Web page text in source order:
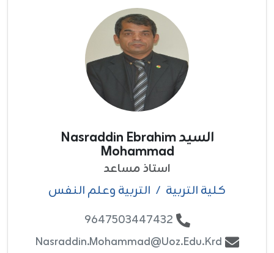
السيد Nasraddin Ebrahim
Mohammad
استاذ مساعد
كلية التربية / التربية وعلم النفس
9647503447432
Nasraddin.mohammad@uoz.edu.krd